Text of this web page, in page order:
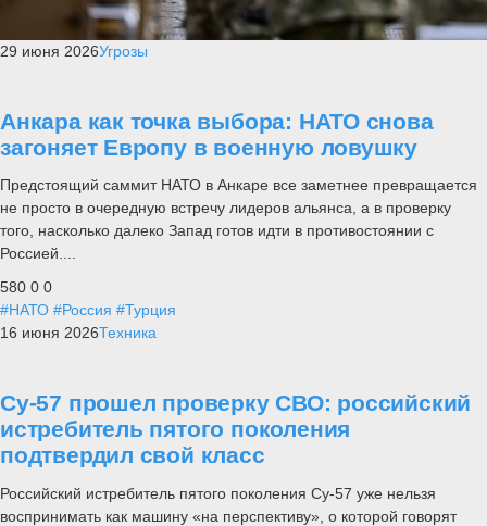
29 июня 2026Угрозы
Анкара как точка выбора: НАТО снова
загоняет Европу в военную ловушку
Предстоящий саммит НАТО в Анкаре все заметнее превращается
не просто в очередную встречу лидеров альянса, а в проверку
того, насколько далеко Запад готов идти в противостоянии с
Россией....
580 0 0
#НАТО #Россия #Турция
16 июня 2026Техника
Су-57 прошел проверку СВО: российский
истребитель пятого поколения
подтвердил свой класс
Российский истребитель пятого поколения Су-57 уже нельзя
воспринимать как машину «на перспективу», о которой говорят